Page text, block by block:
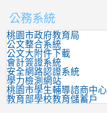
公務系統
桃園市政府教育局
公文整合系統
公文大附件下載
會計簽證系統
安全網路認證系統
學力檢測網站
桃園市學生輔導諮商中心
教育部學校教育儲蓄戶